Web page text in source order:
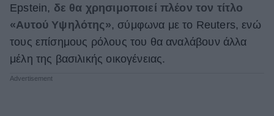
Women's Forum
Hautes Grecians
Epstein, δε θα χρησιμοποιεί πλέον τον τίτλο
«Αυτού Yψηλότης», σύμφωνα με το Reuters, ενώ
τους επίσημους ρόλους του θα αναλάβουν άλλα
μέλη της βασιλικής οικογένειας.